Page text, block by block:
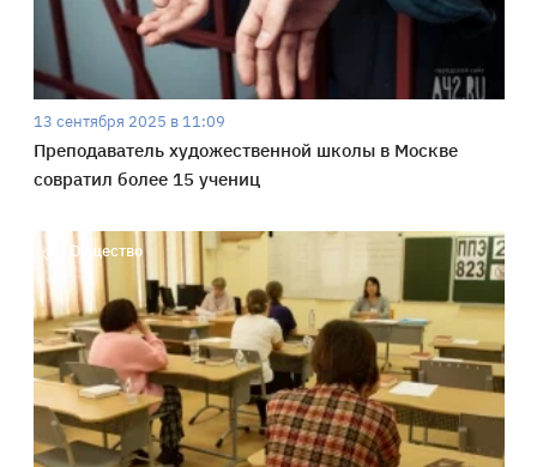
13 сентября 2025 в 11:09
Преподаватель художественной школы в Москве
совратил более 15 учениц
Общество